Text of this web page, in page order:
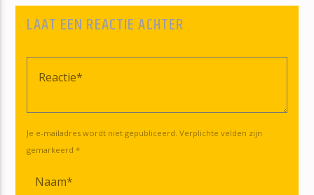
LAAT EEN REACTIE ACHTER
Je e-mailadres wordt niet gepubliceerd. Verplichte velden zijn
gemarkeerd *